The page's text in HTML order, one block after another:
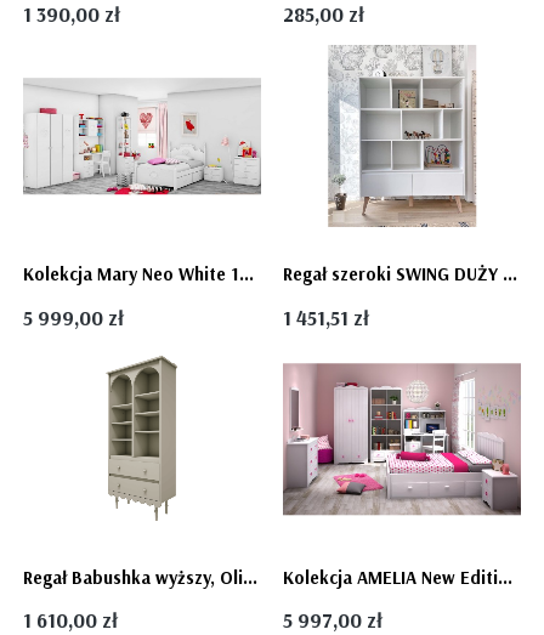
1 390,00 zł 285,00 zł
Kolekcja Mary Neo White 120 - 4 elementy białych mebli dla dziewczynki
5 999,00 zł
Regał szeroki SWING DUŻY - Pinio
1 451,51 zł
Regał Babushka wyższy, Olive (oliwkowy) w stylu retro dla dziecka Babuszka - dostawa gratis
1 610,00 zł
Kolekcja AMELIA New Edition - 3 elementy cudny biały pokój dla dziewczynki
5 997,00 zł